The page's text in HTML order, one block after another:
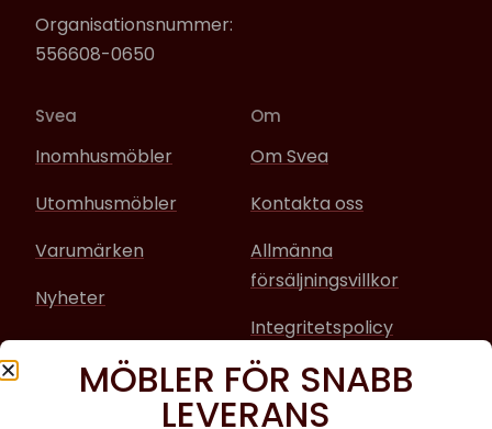
Organisationsnummer:
556608-0650
Svea
Inomhusmöbler
Utomhusmöbler
Varumärken
Nyheter
Om
Om Svea
Kontakta oss
Allmänna
försäljningsvillkor
Integritetspolicy
Sociala media
MÖBLER FÖR SNABB
LEVERANS